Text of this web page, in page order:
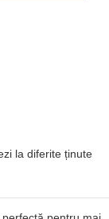
la diferite ținute